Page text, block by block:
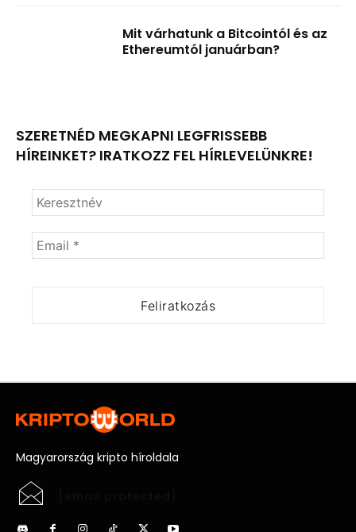
Mit várhatunk a Bitcointól és az
Ethereumtól januárban?
SZERETNÉD MEGKAPNI LEGFRISSEBB
HÍREINKET? IRATKOZZ FEL HÍRLEVELÜNKRE!
Magyarország kripto híroldala